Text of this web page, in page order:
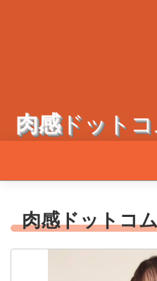
肉感ドットコ
肉感ドットコ